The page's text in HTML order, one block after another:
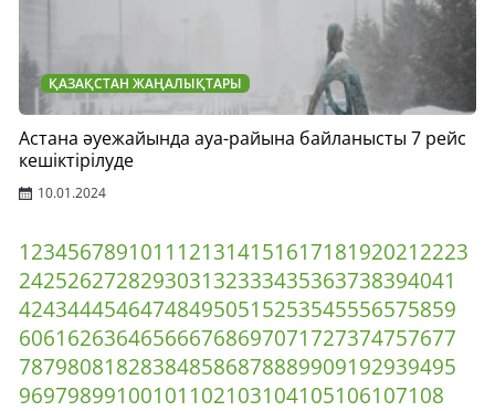
ҚАЗАҚСТАН ЖАҢАЛЫҚТАРЫ
Астана әуежайында ауа-райына байланысты 7 рейс
кешіктірілуде
10.01.2024
1234567891011 121314151617181920212223
242526272829303132333435363738394041
424344454647484950515253545556575859
606162636465666768697071727374757677
787980818283848586878889909192939495
96979899100101 102103104105106107108